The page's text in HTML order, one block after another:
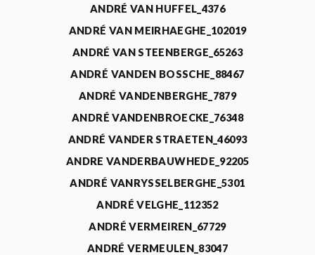
ANDRÉ VAN HUFFEL_4376
ANDRÉ VAN MEIRHAEGHE_102019
ANDRÉ VAN STEENBERGE_65263
ANDRÉ VANDEN BOSSCHE_88467
ANDRÉ VANDENBERGHE_7879
ANDRÉ VANDENBROECKE_76348
ANDRÉ VANDER STRAETEN_46093
ANDRE VANDERBAUWHEDE_92205
ANDRÉ VANRYSSELBERGHE_5301
ANDRÉ VELGHE_112352
ANDRÉ VERMEIREN_67729
ANDRÉ VERMEULEN_83047